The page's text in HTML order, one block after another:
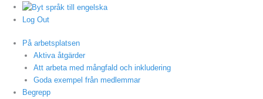
Log Out
På arbetsplatsen
Aktiva åtgärder
Att arbeta med mångfald och inkludering
Goda exempel från medlemmar
Begrepp